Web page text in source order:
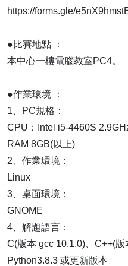
https://forms.gle/
​​​​​​​●比賽地點 ：
本中心一樓電腦教室PC4。
​​​​​​​●作業環境 ：
1、PC規格：
CPU：Intel i5-4460S
RAM 8GB(以上)
​​2、作業環境：
Linux
3、桌面環境：
GNOME
4、解題語言：
C(版本 gcc 10.1.0)、C++(版
Python3.8.3 或更新版本